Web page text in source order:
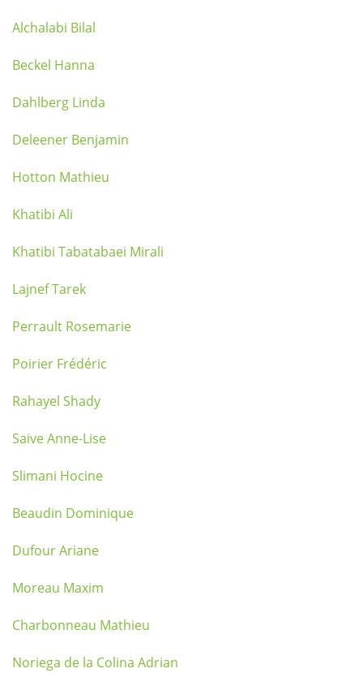
Alchalabi Bilal
Beckel Hanna
Dahlberg Linda
Deleener Benjamin
Hotton Mathieu
Khatibi Ali
Khatibi Tabatabaei Mirali
Lajnef Tarek
Perrault Rosemarie
Poirier Frédéric
Rahayel Shady
Saive Anne-Lise
Slimani Hocine
Beaudin Dominique
Dufour Ariane
Moreau Maxim
Charbonneau Mathieu
Noriega de la Colina Adrian